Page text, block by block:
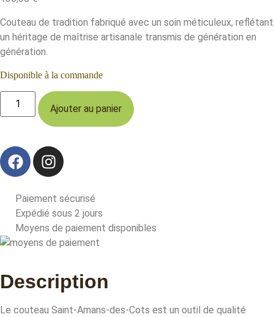
Couteau de tradition fabriqué avec un soin méticuleux, reflétant
un héritage de maîtrise artisanale transmis de génération en
génération.
Disponible à la commande
Ajouter au panier
Paiement sécurisé
Expédié sous 2 jours
Moyens de paiement disponibles
Description
Le couteau Saint-Amans-des-Cots est un outil de qualité